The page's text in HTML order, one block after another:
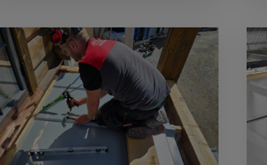
produkter som er lagervare i
byggevarehusene, men som takler de
aller fleste utfordringer. Det blir også
noen ganger behov […]